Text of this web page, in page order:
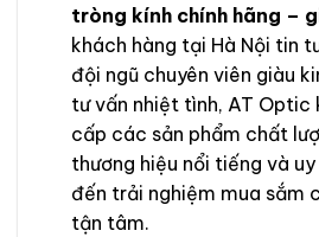
tròng kính chính hãng –
khách hàng tại Hà Nội tin
đội ngũ chuyên viên giàu
tư vấn nhiệt tình, AT Optic
cấp các sản phẩm chất
thương hiệu nổi tiếng và
đến trải nghiệm mua sắm
tận tâm.